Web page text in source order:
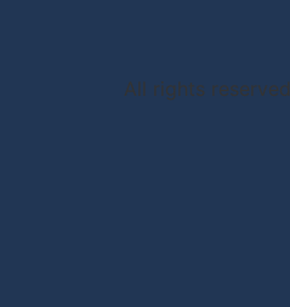
All rights reserved